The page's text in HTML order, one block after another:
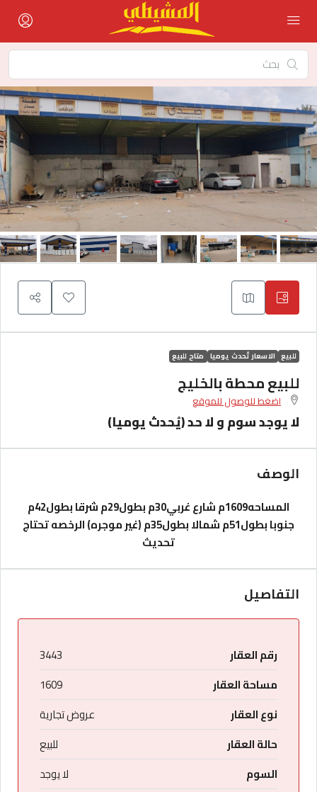
للبيع الاسعار تُحدث يوميا متاح للبيع
للبيع محطة بالخليج
اضغط للوصول للموقع
لا يوجد سوم و لا حد (يُحدث يوميا)
الوصف
المساحه1609م شارع غربي30م بطول29م
شرقا بطول42م
جنوبا بطول51م
شمالا بطول35م (غير موجره)الرخصه تحتاج
تحديث
التفاصيل
رقم العقار
3443
مساحة العقار
1609
نوع العقار
عروض تجارية
حالة العقار
للبيع
السوم
لا يوجد